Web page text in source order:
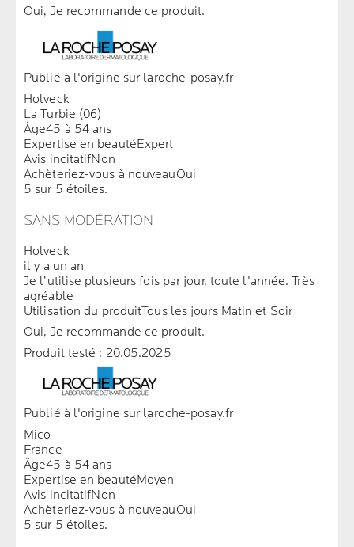
Oui, Je recommande ce produit.
Publié à l'origine sur laroche-posay.fr
Holveck
La Turbie (06)
Âge45 à 54 ans
Expertise en beautéExpert
Avis incitatifNon
Achèteriez-vous à nouveauOui
5 sur 5 étoiles.
SANS MODÉRATION
Holveck
il y a un an
Je l’utilise plusieurs fois par jour, toute l'année. Très
agréable
Utilisation du produitTous les jours Matin et Soir
Oui, Je recommande ce produit.
Produit testé : 20.05.2025
Publié à l'origine sur laroche-posay.fr
Mico
France
Âge45 à 54 ans
Expertise en beautéMoyen
Avis incitatifNon
Achèteriez-vous à nouveauOui
5 sur 5 étoiles.